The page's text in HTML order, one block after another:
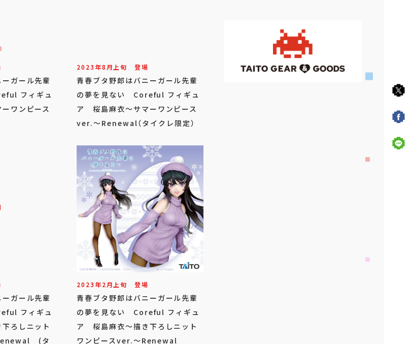
ガール先輩
フィギュ
ワンピース
2023年8月上旬 登場
青春ブタ野郎はバニーガール先輩
の夢を見ない Coreful フィギュ
ア 桜島麻衣～サマーワンピース
ver.～Renewal（タイクレ限定）
ガール先輩
フィギュ
ろしニット
(タ
2023年2月上旬 登場
青春ブタ野郎はバニーガール先輩
の夢を見ない Coreful フィギュ
ア 桜島麻衣～描き下ろしニット
ワンピースver.～Renewal